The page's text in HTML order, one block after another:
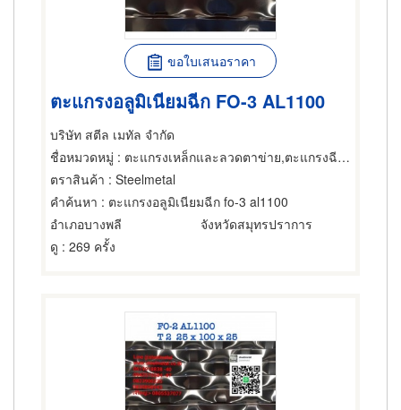
ขอใบเสนอราคา
ตะแกรงอลูมิเนียมฉีก FO-3 AL1100
บริษัท สตีล เมทัล จำกัด
ชื่อหมวดหมู่ : ตะแกรงเหล็กและลวดตาข่าย,ตะแกรงฉีกหรือตะแกรงยืด,ตะแกรงเหล็กและลวดตาข่าย
ตราสินค้า : Steelmetal
คำค้นหา : ตะแกรงอลูมิเนียมฉีก fo-3 al1100
อำเภอบางพลี
จังหวัดสมุทรปราการ
ดู : 269 ครั้ง